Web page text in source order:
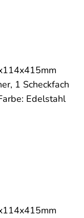
1 Scheckfach
Edelstahl